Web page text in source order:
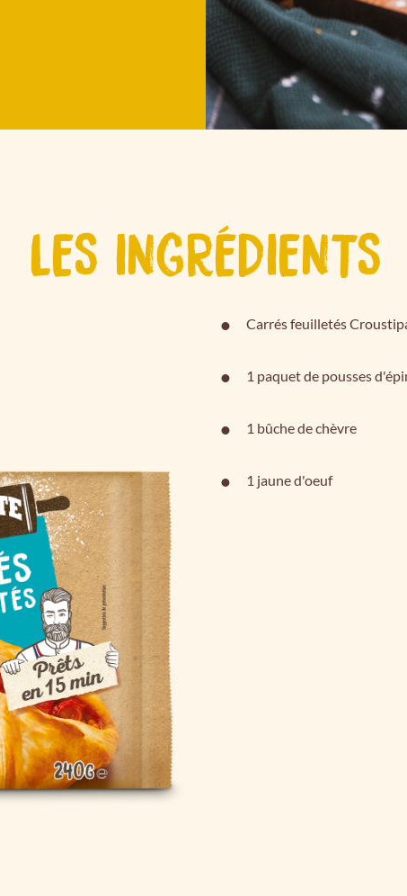
LES INGRÉDIENTS
Carrés feuilletés
1 paquet de pousses
1 bûche de chèvre
1 jaune d'oeuf